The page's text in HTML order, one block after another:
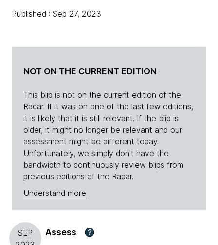
Published : Sep 27, 2023
NOT ON THE CURRENT EDITION
This blip is not on the current edition of the
Radar. If it was on one of the last few editions,
it is likely that it is still relevant. If the blip is
older, it might no longer be relevant and our
assessment might be different today.
Unfortunately, we simply don't have the
bandwidth to continuously review blips from
previous editions of the Radar.
Understand more
SEP
Assess ?